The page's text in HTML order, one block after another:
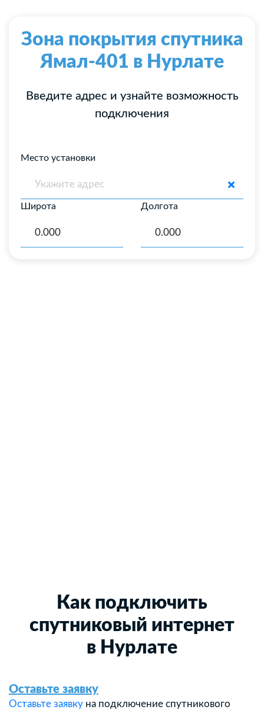
Зона покрытия спутника
Ямал-401 в Нурлате
Введите адрес и узнайте возможность
подключения
Место установки
Широта Долгота
Как подключить
спутниковый интернет
в Нурлате
Оставьте заявку
Оставьте заявку на подключение спутникового